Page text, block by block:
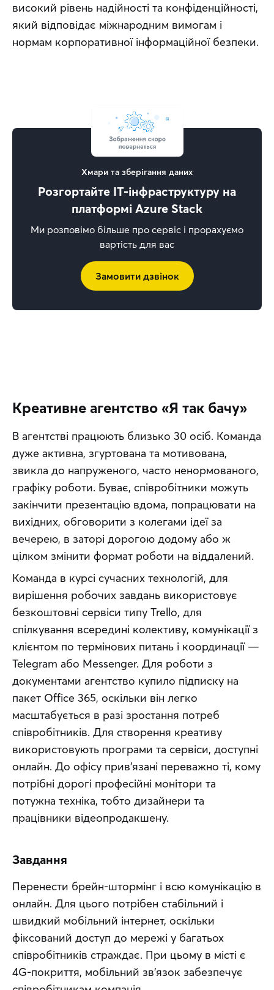
високий рівень надійності та конфіденційності,
який відповідає міжнародним вимогам і
нормам корпоративної інформаційної безпеки.
Хмари та зберігання даних
Розгортайте IT-інфраструктуру на
платформі Azure Stack
Ми розповімо більше про сервіс і прорахуємо
вартість для вас
Замовити дзвінок
Креативне агентство «Я так бачу»
В агентстві працюють близько 30 осіб. Команда
дуже активна, згуртована та мотивована,
звикла до напруженого, часто ненормованого,
графіку роботи. Буває, співробітники можуть
закінчити презентацію вдома, попрацювати на
вихідних, обговорити з колегами ідеї за
вечерею, в заторі дорогою додому або ж
цілком змінити формат роботи на віддалений.
Команда в курсі сучасних технологій, для
вирішення робочих завдань використовує
безкоштовні сервіси типу Trello, для
спілкування всередині колективу, комунікації з
клієнтом по термінових питань і координації —
Telegram або Messenger. Для роботи з
документами агентство купило підписку на
пакет Office 365, оскільки він легко
масштабується в разі зростання потреб
співробітників. Для створення креативу
використовують програми та сервіси, доступні
онлайн. До офісу прив’язані переважно ті, кому
потрібні дорогі професійні монітори та
потужна техніка, тобто дизайнери та
працівники відеопродакшену.
Завдання
Перенести брейн-штормінг і всю комунікацію в
онлайн. Для цього потрібен стабільний і
швидкий мобільний інтернет, оскільки
фіксований доступ до мережі у багатьох
співробітників страждає. При цьому в місті є
4G-покриття, мобільний зв’язок забезпечує